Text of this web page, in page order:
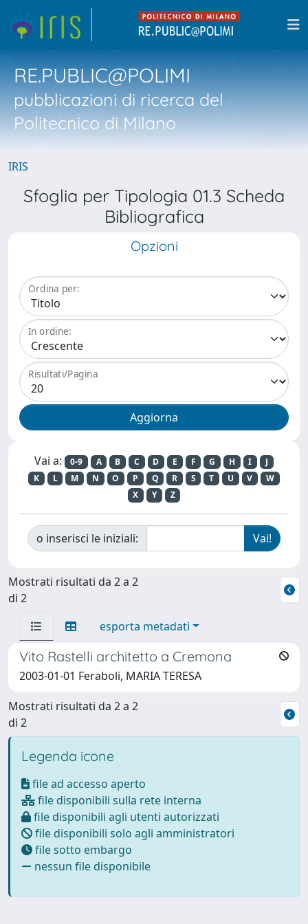
RE.PUBLIC@POLIMI
pubblicazioni di ricerca del
Politecnico di Milano
IRIS
Sfoglia per Tipologia 01.3 Scheda
Bibliografica
Opzioni
Ordina per:
In ordine:
Risultati/Pagina
Vai a: 0-9 A B C D E F G H I
J
K
L M N O P Q R S T U V
W
X
Y Z
o inserisci le iniziali:
Mostrati risultati da 2 a 2
di 2
esporta metadati
Vito Rastelli architetto a Cremona
2003-01-01 Feraboli, MARIA TERESA
Mostrati risultati da 2 a 2
di 2
Legenda icone
file ad accesso aperto
file disponibili sulla rete interna
file disponibili agli utenti autorizzati
file disponibili solo agli amministratori
file sotto embargo
nessun file disponibile